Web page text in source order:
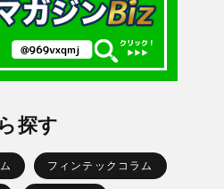
探す
フィンテックコラム